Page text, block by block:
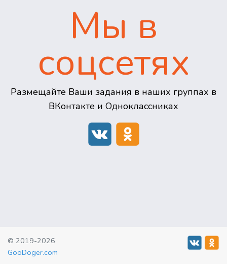
Мы в
соцсетях
Размещайте Ваши задания в наших группах в
ВКонтакте и Одноклассниках
© 2019-2026
GooDoger.com